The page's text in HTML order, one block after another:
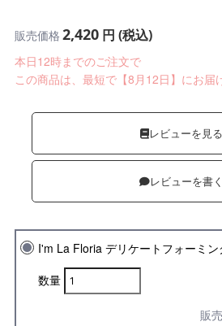
販売価格 2,420円 (税込)
本日12時までのご注文で
この商品は、最短で【8月12日】にお届
レビューを見る
レビューを書く
I'm La Floria デリケートフォーミン
数量
販